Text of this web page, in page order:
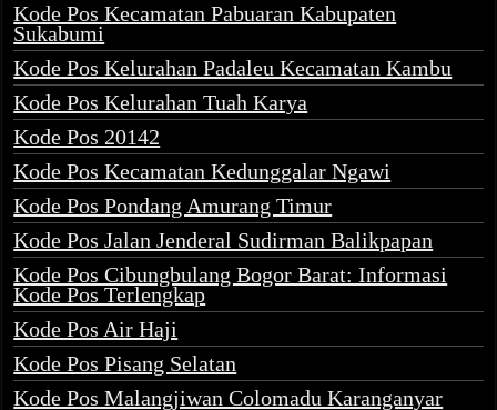
Kode Pos Kecamatan Pabuaran Kabupaten
Sukabumi
Kode Pos Kelurahan Padaleu Kecamatan Kambu
Kode Pos Kelurahan Tuah Karya
Kode Pos 20142
Kode Pos Kecamatan Kedunggalar Ngawi
Kode Pos Pondang Amurang Timur
Kode Pos Jalan Jenderal Sudirman Balikpapan
Kode Pos Cibungbulang Bogor Barat: Informasi
Kode Pos Terlengkap
Kode Pos Air Haji
Kode Pos Pisang Selatan
Kode Pos Malangjiwan Colomadu Karanganyar